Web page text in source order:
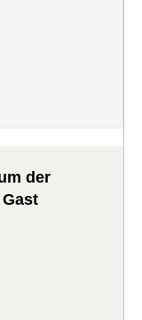
der
Gast